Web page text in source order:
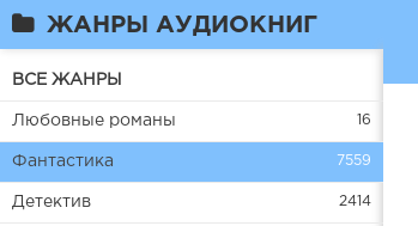
ЖАНРЫ АУДИОКНИГ
ВСЕ ЖАНРЫ
Любовные романы 16
Фантастика 7559
Детектив 2414